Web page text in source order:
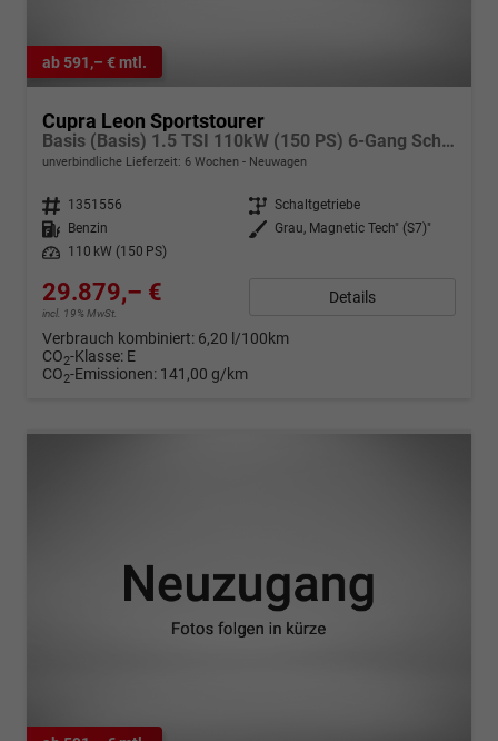
ab 591,– € mtl.
Cupra Leon Sportstourer
Basis (Basis) 1.5 TSI 110kW (150 PS) 6-Gang Schaltgetriebe
unverbindliche Lieferzeit: 6 Wochen Neuwagen
Fahrzeugnr. 1351556 Getriebe Schaltgetriebe
Kraftstoff
Benzin Außenfarbe
Grau, Magnetic Tech" (S7)"
Leistung
110 kW (150 PS)
29.879,– €
incl. 19% MwSt.
Details
Verbrauch kombiniert: 6,20 l/100km
CO2-Klasse: E
CO2-Emissionen: 141,00 g/km